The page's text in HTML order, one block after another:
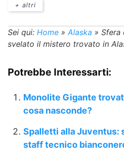
+ altri
Sei qui: Home » Alaska » Sfera
svelato il mistero trovato in
Potrebbe Interessarti:
Monolite Gigante
cosa nasconde?
Spalletti alla Juventus:
staff tecnico